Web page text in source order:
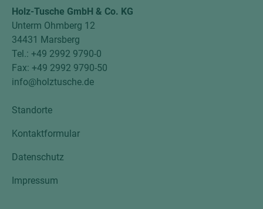
Holz-Tusche GmbH & Co. KG
Unterm Ohmberg 12
34431 Marsberg
Tel.: +49 2992 9790-0
Fax: +49 2992 9790-50
info@holztusche.de
Standorte
Kontaktformular
Datenschutz
Impressum